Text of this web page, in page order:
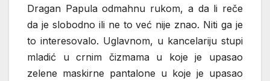
Dragan Papula odmahnu rukom, a da li reče
da je slobodno ili ne to već nije znao. Niti ga je
to interesovalo. Uglavnom, u kancelariju stupi
mladić u crnim čizmama u koje je upasao
zelene maskirne pantalone u koje je upasao